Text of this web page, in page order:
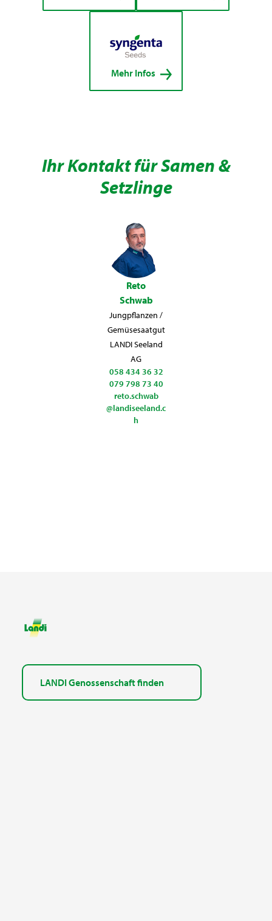
Mehr Infos
Ihr Kontakt für Samen &
Setzlinge
Reto
Schwab
Jungpflanzen /
Gemüsesaatgut
LANDI Seeland
AG
058 434 36 32
079 798 73 40
reto.schwab
@landiseeland.c
h
LANDI Genossenschaft finden